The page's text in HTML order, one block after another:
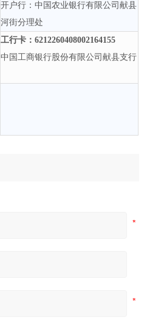
开户行：中国农业银行有限公司献县
河街分理处
工行卡：6212260408002164155
中国工商银行股份有限公司献县支行